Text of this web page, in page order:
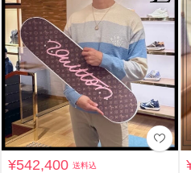
¥542,400送料込